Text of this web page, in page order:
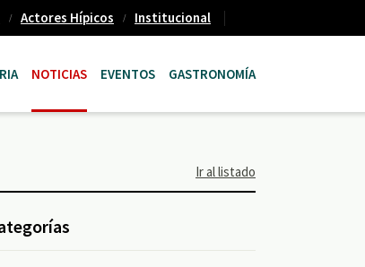
Actores Hípicos Institucional
NOTICIAS EVENTOS GASTRONOMÍA
Ir al listado